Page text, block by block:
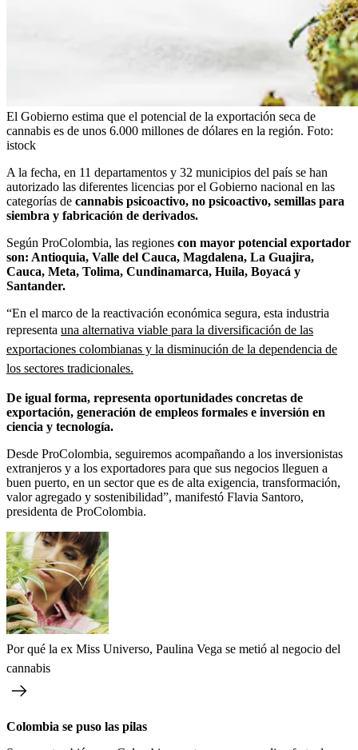
El Gobierno estima que el potencial de la exportación seca de
cannabis es de unos 6.000 millones de dólares en la región. Foto:
istock
A la fecha, en 11 departamentos y 32 municipios del país se han
autorizado las diferentes licencias por el Gobierno nacional en las
categorías de cannabis psicoactivo, no psicoactivo, semillas para
siembra y fabricación de derivados.
Según ProColombia, las regiones con mayor potencial exportador
son: Antioquia, Valle del Cauca, Magdalena, La Guajira,
Cauca, Meta, Tolima, Cundinamarca, Huila, Boyacá y
Santander.
“En el marco de la reactivación económica segura, esta industria
representa una alternativa viable para la diversificación de las
exportaciones colombianas y la disminución de la dependencia de
los sectores tradicionales.
De igual forma, representa oportunidades concretas de
exportación, generación de empleos formales e inversión en
ciencia y tecnología.
Desde ProColombia, seguiremos acompañando a los inversionistas
extranjeros y a los exportadores para que sus negocios lleguen a
buen puerto, en un sector que es de alta exigencia, transformación,
valor agregado y sostenibilidad”, manifestó Flavia Santoro,
presidenta de ProColombia.
Por qué la ex Miss Universo, Paulina Vega se metió al negocio del
cannabis
Colombia se puso las pilas